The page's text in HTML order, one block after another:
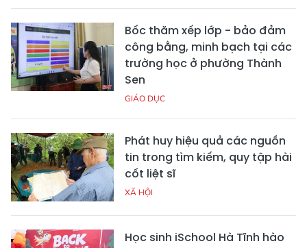
Bốc thăm xếp lớp - bảo đảm
công bằng, minh bạch tại các
trường học ở phường Thành
Sen
GIÁO DỤC
Phát huy hiệu quả các nguồn
tin trong tìm kiếm, quy tập hài
cốt liệt sĩ
XÃ HỘI
Học sinh iSchool Hà Tĩnh hào